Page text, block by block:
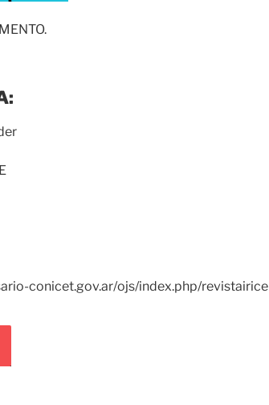
conicet.gov.ar/ojs/index.php/revistairice